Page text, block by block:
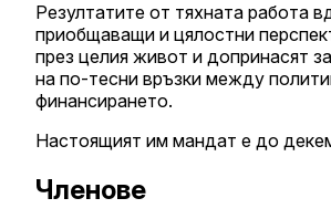
Резултатите от тяхната работа
приобщаващи и цялостни
през целия живот и допринасят
на по-тесни връзки между
финансирането.
Настоящият им мандат е до
Членове